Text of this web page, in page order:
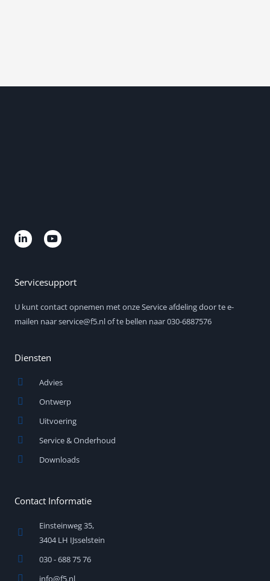
L
i
d
n
-
i
Y
o
b
e
Servicesupport
U kunt contact opnemen met onze Service afdeling door te e-
mailen naar service@f5.nl of te bellen naar 030-6887576
Diensten
Advies
Ontwerp
Uitvoering
Service & Onderhoud
Downloads
Contact Informatie
Einsteinweg 35,
3404 LH IJsselstein
030 - 688 75 76